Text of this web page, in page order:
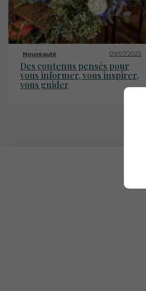
Nouveauté 09/07/2025
Des contenus pensés pour
vous informer, vous inspirer,
vous guider